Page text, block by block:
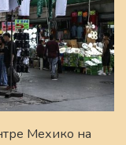
Мехико на